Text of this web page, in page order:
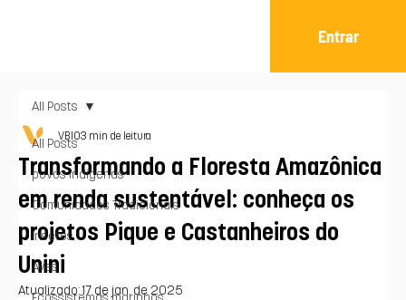
Entrar
All Posts
povos indígenas
Comunidades Tradicionais
Insetos
Aves
Ecossistemas marinhos
All Posts
Transformando a Floresta Amazônica
em renda sustentável: conheça os
projetos Pique e Castanheiros do
Unini
VBIO3 min de leitura
Atualizado:17 de jan. de 2025